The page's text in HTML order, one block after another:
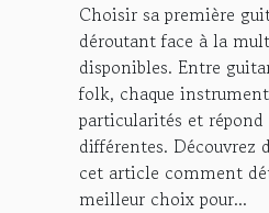
Choisir sa première
déroutant face à la
disponibles. Entre
folk, chaque instrument
particularités et répond
différentes. Découvrez
cet article comment
meilleur choix pour...